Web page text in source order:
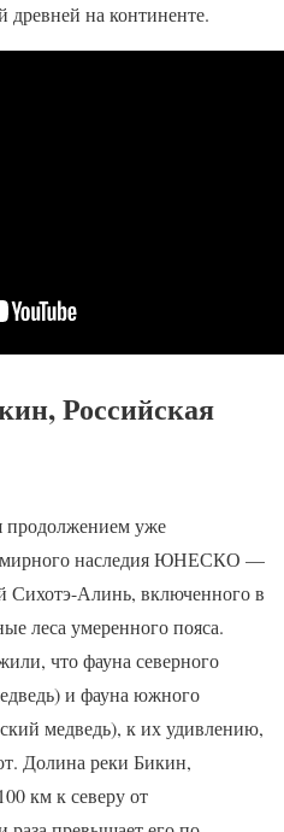
древней на континенте.
Российская
продолжением уже
наследия ЮНЕСКО —
Сихотэ-Алинь, включенного в
леса умеренного пояса.
что фауна северного
и фауна южного
медведь), к их удивлению,
Долина реки Бикин,
км к северу от